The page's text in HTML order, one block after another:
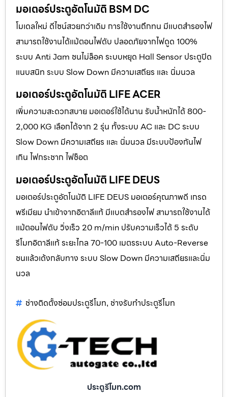
มอเตอร์ประตูอัตโนมัติ BSM DC
โมเดลใหม่ ดีไซน์สวยกว่าเดิม การใช้งานถึกทน มีแบตสำรองไฟ
สามารถใช้งานได้แม้ตอนไฟดับ ปลอดภัยจากไฟดูด 100%
ระบบ Anti Jam ชนไม่ล็อค ระบบหยุด Hall Sensor ประตูปิด
แนบสนิท ระบบ Slow Down มีความเสถียร และ นิ่มนวล
มอเตอร์ประตูอัตโนมัติ LIFE ACER
เพิ่มความสะดวกสบาย มอเตอร์ใช้ได้นาน รับน้ำหนักได้ 800-
2,000 KG เลือกได้จาก 2 รุ่น ทั้งระบบ AC และ DC ระบบ
Slow Down มีความเสถียร และ นิ่มนวล มีระบบป้องกันไฟ
เกิน ไฟกระชาก ไฟช็อต
มอเตอร์ประตูอัตโนมัติ LIFE DEUS
มอเตอร์ประตูอัตโนมัติ LIFE DEUS มอเตอร์คุณภาพดี เกรด
พรีเมียม นำเข้าจากอิตาลีแท้ มีแบตสำรองไฟ สามารถใช้งานได้
แม้ตอนไฟดับ วิ่งเร็ว 20 m/min ปรับความเร็วได้ 5 ระดับ
รีโมทอิตาลีแท้ ระยะไกล 70-100 เมตรระบบ Auto-Reverse
ชนแล้วเด้งกลับทาง ระบบ Slow Down มีความเสถียรและนิ่ม
นวล
ช่างติดตั้งซ่อมประตูรีโมท, ช่างรับทำประตูรีโมท
ประตูรีโมท.com